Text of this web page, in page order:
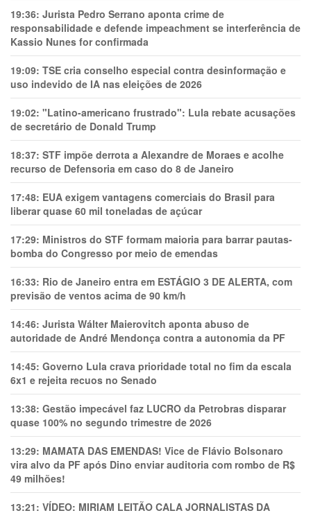
19:36: Jurista Pedro Serrano aponta crime de
responsabilidade e defende impeachment se interferência de
Kassio Nunes for confirmada
19:09: TSE cria conselho especial contra desinformação e
uso indevido de IA nas eleições de 2026
19:02: "Latino-americano frustrado": Lula rebate acusações
de secretário de Donald Trump
18:37: STF impõe derrota a Alexandre de Moraes e acolhe
recurso de Defensoria em caso do 8 de Janeiro
17:48: EUA exigem vantagens comerciais do Brasil para
liberar quase 60 mil toneladas de açúcar
17:29: Ministros do STF formam maioria para barrar pautas-
bomba do Congresso por meio de emendas
16:33: Rio de Janeiro entra em ESTÁGIO 3 DE ALERTA, com
previsão de ventos acima de 90 km/h
14:46: Jurista Wálter Maierovitch aponta abuso de
autoridade de André Mendonça contra a autonomia da PF
14:45: Governo Lula crava prioridade total no fim da escala
6x1 e rejeita recuos no Senado
13:38: Gestão impecável faz LUCRO da Petrobras disparar
quase 100% no segundo trimestre de 2026
13:29: MAMATA DAS EMENDAS! Vice de Flávio Bolsonaro
vira alvo da PF após Dino enviar auditoria com rombo de R$
49 milhões!
13:21: VÍDEO: MIRIAM LEITÃO CALA JORNALISTAS DA